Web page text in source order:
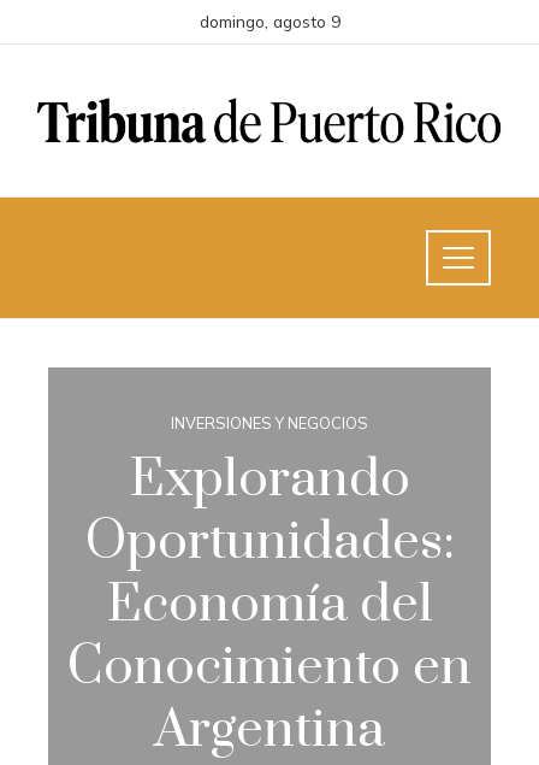
domingo, agosto 9
INVERSIONES Y NEGOCIOS
Explorando
Oportunidades:
Economía del
Conocimiento en
Argentina